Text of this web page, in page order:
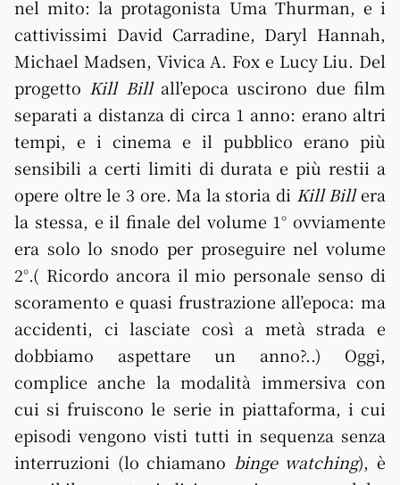
nel mito: la protagonista Uma Thurman, e i
cattivissimi David Carradine, Daryl Hannah,
Michael Madsen, Vivica A. Fox e Lucy Liu. Del
progetto Kill Billall’epoca uscirono due film
separati a distanza di circa 1 anno: erano altri
tempi, e i cinema e il pubblico erano più
sensibili a certi limiti di durata e più restii a
opere oltre le 3 ore. Ma la storia di Kill Billera
la stessa, e il finale del volume 1° ovviamente
era solo lo snodo per proseguire nel volume
2°.( Ricordo ancora il mio personale senso di
scoramento e quasi frustrazione all’epoca: ma
accidenti, ci lasciate così a metà strada e
dobbiamo aspettare un anno?..) Oggi,
complice anche la modalità immersiva con
cui si fruiscono le serie in piattaforma, i cui
episodi vengono visti tutti in sequenza senza
interruzioni (lo chiamano binge watching), è